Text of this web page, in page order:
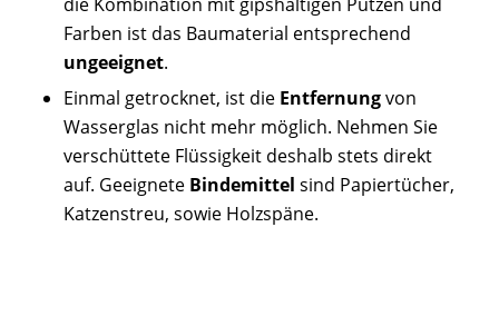
Farben ist das Baumaterial entsprechend
ungeeignet.
Einmal getrocknet, ist die Entfernungvon
Wasserglas nicht mehr möglich. Nehmen Sie
verschüttete Flüssigkeit deshalb stets direkt
auf. Geeignete Bindemittel sind Papiertücher,
Katzenstreu, sowie Holzspäne.